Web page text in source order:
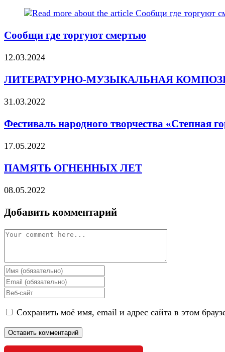
Сообщи где торгуют смертью
12.03.2024
ЛИТЕРАТУРНО-МУЗЫКАЛЬНАЯ
31.03.2022
Фестиваль народного творчества «Степная
17.05.2022
ПАМЯТЬ ОГНЕННЫХ ЛЕТ
08.05.2022
Добавить комментарий
Comment
Enter
your
name
or
username
comment
Enter
your
address
comment
Enter
website
(optional)
Сохранить моё имя, email и адрес сайта в этом